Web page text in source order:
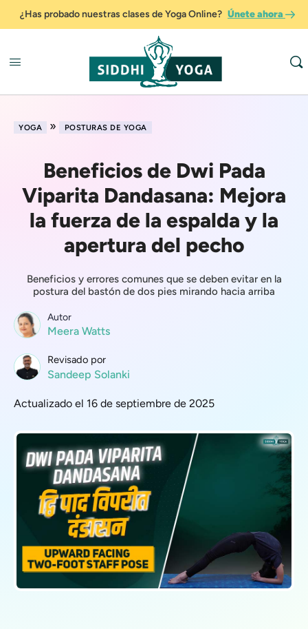
¿Has probado nuestras clases de Yoga Online? Únete ahora
YOGA » POSTURAS DE YOGA
Beneficios de Dwi Pada
Viparita Dandasana: Mejora
la fuerza de la espalda y la
apertura del pecho
Beneficios y errores comunes que se deben evitar en la
postura del bastón de dos pies mirando hacia arriba
Autor
Meera Watts
Revisado por
Sandeep Solanki
Actualizado el 16 de septiembre de 2025